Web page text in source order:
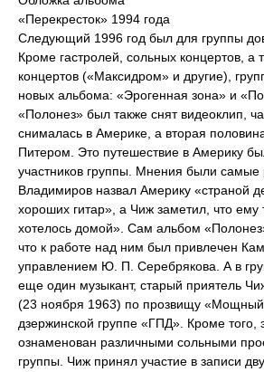
«Перекресток» 1994 года
Следующий 1996 год был для группы
Кроме гастролей, сольных концертов, а
концертов («Максидром» и другие),
новых альбома: «Эрогенная зона» и
«Полонез» был также снят видеоклип,
снималась в Америке, а вторая
Питером. Это путешествие в Америку
участников группы. Мнения были
Владимиров назвал Америку «страной
хороших гитар», а Чиж заметил, что ему
хотелось домой». Сам альбом
что к работе над ним был привлечен
управлением Ю. П. Серебрякова. А в
еще один музыкант, старый приятель
(23 ноября 1963) по прозвищу
дзержинской группе «ГПД». Кроме того,
ознаменован различными сольными
группы. Чиж принял участие в записи